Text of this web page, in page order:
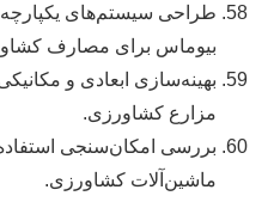
بیوماس برای مصارف
بهینه‌سازی ابعادی و
مزارع کشاورزی.
بررسی امکان‌سنجی
ماشین‌آلات کشاورزی.